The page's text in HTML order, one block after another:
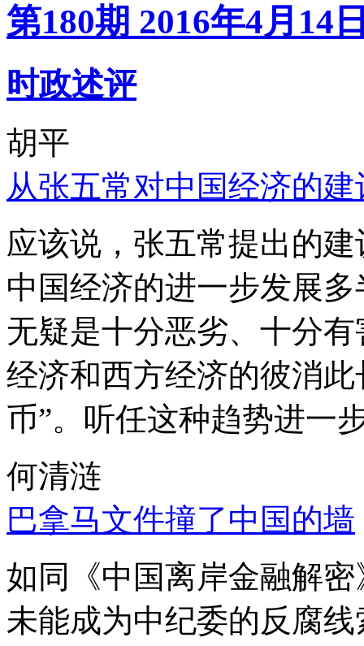
第180期 2016年4月14
时政述评
胡平
从张五常对中国经济的
应该说，张五常提出的
中国经济的进一步发展
无疑是十分恶劣、十分
经济和西方经济的彼消
币”。听任这种趋势进一
何清涟
巴拿马文件撞了中国的墙
如同《中国离岸金融解
未能成为中纪委的反腐